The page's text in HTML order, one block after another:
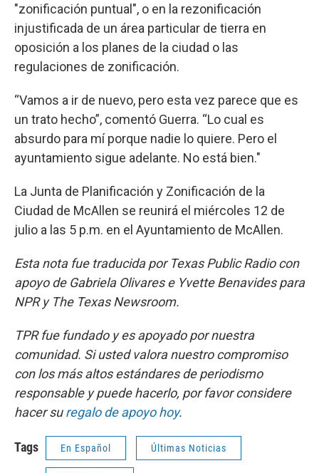
"zonificación puntual", o en la rezonificación
injustificada de un área particular de tierra en
oposición a los planes de la ciudad o las
regulaciones de zonificación.
“Vamos a ir de nuevo, pero esta vez parece que es
un trato hecho”, comentó Guerra. “Lo cual es
absurdo para mí porque nadie lo quiere. Pero el
ayuntamiento sigue adelante. No está bien."
La Junta de Planificación y Zonificación de la
Ciudad de McAllen se reunirá el miércoles 12 de
julio a las 5 p.m. en el Ayuntamiento de McAllen.
Esta nota fue traducida por Texas Public Radio con
apoyo de Gabriela Olivares e Yvette Benavides para
NPR y The Texas Newsroom.
TPR fue fundado y es apoyado por nuestra
comunidad. Si usted valora nuestro compromiso
con los más altos estándares de periodismo
responsable y puede hacerlo, por favor considere
hacer suregalo de apoyo hoy.
Tags En Español Últimas Noticias